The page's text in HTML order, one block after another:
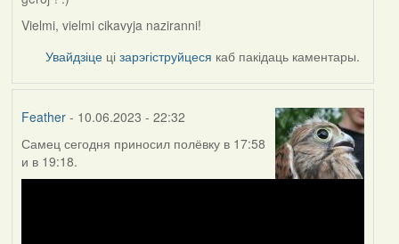
Vielmi, vielmi cikavyja naziranni!
Увайдзіце цізарэгіструйцеся каб пакідаць каментары.
Feather- 10.06.2023 - 22:32
Самец сегодня приносил полёвку в 17:58
и в 19:18.